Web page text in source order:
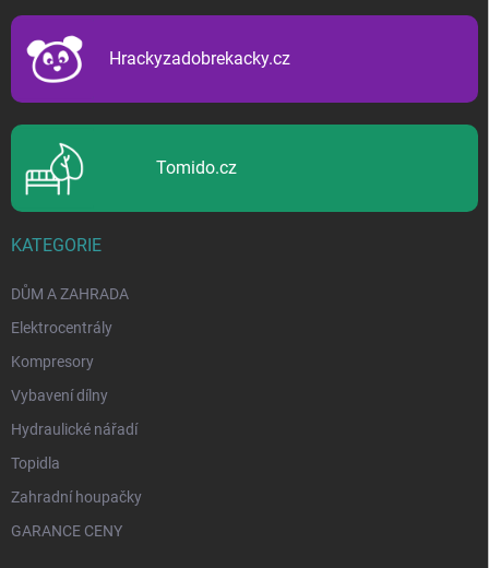
Hrackyzadobrekacky.cz
Tomido.cz
KATEGORIE
DŮM A ZAHRADA
Elektrocentrály
Kompresory
Vybavení dílny
Hydraulické nářadí
Topidla
Zahradní houpačky
GARANCE CENY